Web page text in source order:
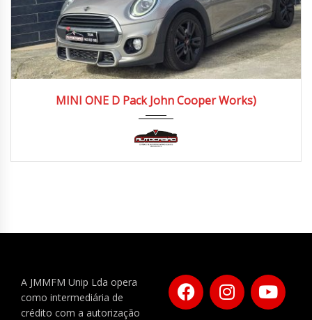
MINI ONE D Pack John Cooper Works)
A JMMFM Unip Lda opera
como intermediária de
crédito com a autorização